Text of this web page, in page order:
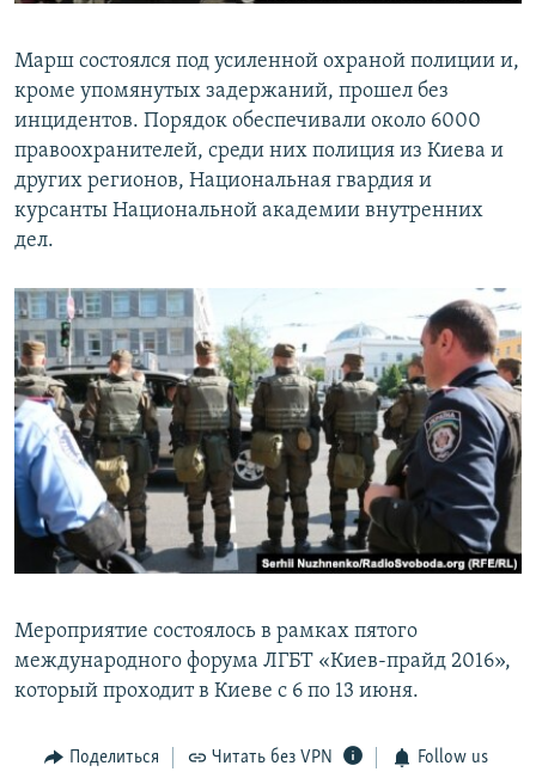
Марш состоялся под усиленной охраной полиции и,
кроме упомянутых задержаний, прошел без
инцидентов. Порядок обеспечивали около 6000
правоохранителей, среди них полиция из Киева и
других регионов, Национальная гвардия и
курсанты Национальной академии внутренних
дел.
Мероприятие состоялось в рамках пятого
международного форума ЛГБТ «Киев-прайд 2016»,
который проходит в Киеве с 6 по 13 июня.
Поделиться Читать без VPN Follow us